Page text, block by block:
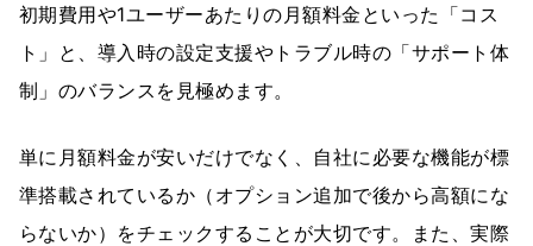
初期費用や1ユーザーあたりの月額料金といった「コス
ト」と、導入時の設定支援やトラブル時の「サポート体
制」のバランスを見極めます。
単に月額料金が安いだけでなく、自社に必要な機能が標
準搭載されているか（オプション追加で後から高額にな
らないか）をチェックすることが大切です。また、実際